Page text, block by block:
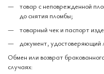
товар с неповрежденной
до снятия пломбы;
товарный чек и паспорт
документ, удостоверяющий
Обмен или возврат
случаях: